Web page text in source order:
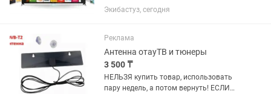
товар исправен, он ваш навсегда.
ТОЛЬКО ЕСЛИ есть дефект, по вине
бесплатный ремонт или...
Экибастуз, сегодня
Реклама
Антенна отауТВ и тюнеры
3 500 ₸
НЕЛЬЗЯ купить товар, использовать
пару недель, а потом вернуть! ЕСЛИ